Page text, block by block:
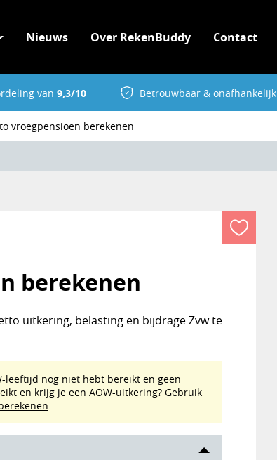
Nieuws Over RekenBuddy Contact
van 9,3/10 Betrouwbaar & onafhankelijk
vroegpensioen berekenen
berekenen
uitkering, belasting en bijdrage Zvw te
leeftijd nog niet hebt bereikt en geen
en krijg je een AOW-uitkering? Gebruik
.